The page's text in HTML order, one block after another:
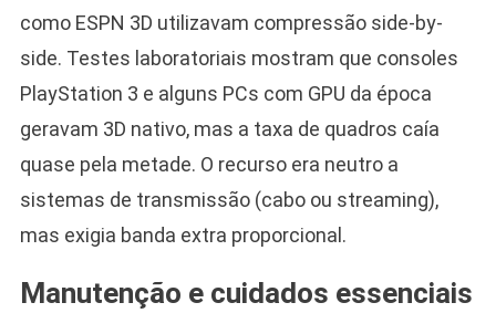
como ESPN 3D utilizavam compressão side-by-
side. Testes laboratoriais mostram que consoles
PlayStation 3 e alguns PCs com GPU da época
geravam 3D nativo, mas a taxa de quadros caía
quase pela metade. O recurso era neutro a
sistemas de transmissão (cabo ou streaming),
mas exigia banda extra proporcional.
Manutenção e cuidados essenciais